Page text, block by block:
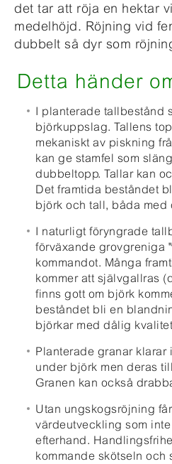
det tar att röja en hektar
medelhöjd. Röjning vid
dubbelt så dyr som
Detta händer
I planterade tallbestånd
björkuppslag. Tallens
mekaniskt av piskning
kan ge stamfel som
dubbeltopp. Tallar kan
Det framtida beståndet
björk och tall, båda med
I naturligt föryngrade
förväxande grovgreniga
kommandot. Många
kommer att självgallras
finns gott om björk
beståndet bli en
björkar med dålig
Planterade granar klarar
under björk men deras
Granen kan också
Utan ungskogsröjning
värdeutveckling som
efterhand.
kommande skötseln och